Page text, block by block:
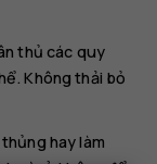
thủ các quy
Không thải bỏ
hay làm